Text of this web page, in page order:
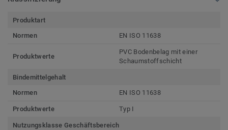
Produktart
Normen
EN ISO 11638
Produktwerte
PVC Bodenbelag mit einer
Schaumstoffschicht
Bindemittelgehalt
Normen
EN ISO 11638
Produktwerte Typ I
Nutzungsklasse Geschäftsbereich